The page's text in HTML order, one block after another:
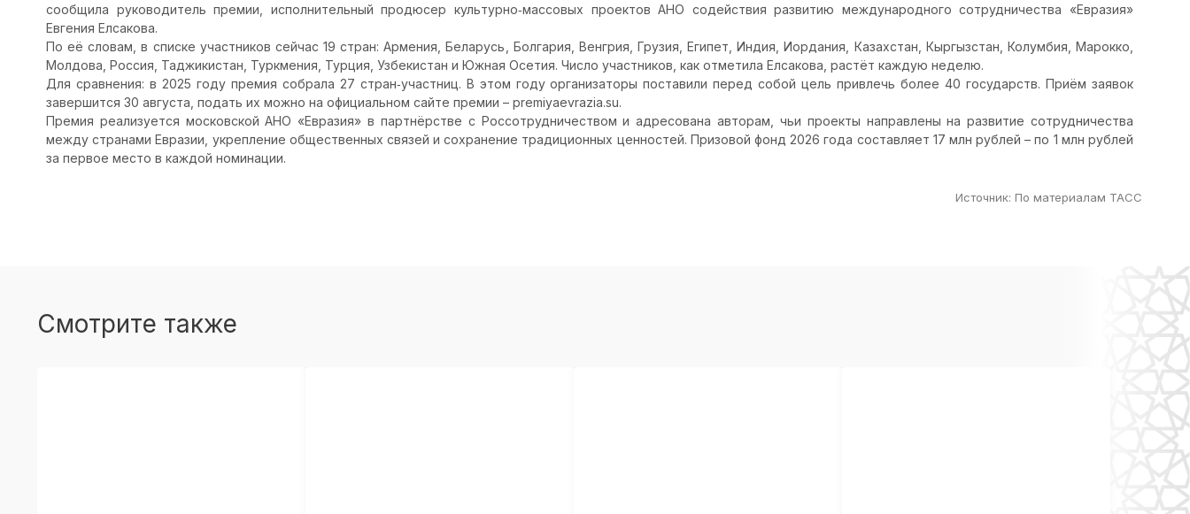
сообщила руководитель премии, исполнительный продюсер культурно‑массовых проектов АНО содействия развитию международного сотрудничества «Евразия»
Евгения Елсакова.
По её словам, в списке участников сейчас 19 стран: Армения, Беларусь, Болгария, Венгрия, Грузия, Египет, Индия, Иордания, Казахстан, Кыргызстан, Колумбия, Марокко,
Молдова, Россия, Таджикистан, Туркмения, Турция, Узбекистан и Южная Осетия. Число участников, как отметила Елсакова, растёт каждую неделю.
Для сравнения: в 2025 году премия собрала 27 стран‑участниц. В этом году организаторы поставили перед собой цель привлечь более 40 государств. Приём заявок
завершится 30 августа, подать их можно на официальном сайте премии – premiyaevrazia.su.
Премия реализуется московской АНО «Евразия» в партнёрстве с Россотрудничеством и адресована авторам, чьи проекты направлены на развитие сотрудничества
между странами Евразии, укрепление общественных связей и сохранение традиционных ценностей. Призовой фонд 2026 года составляет 17 млн рублей – по 1 млн рублей
за первое место в каждой номинации.
Источник: По материалам ТАСС
Смотрите также